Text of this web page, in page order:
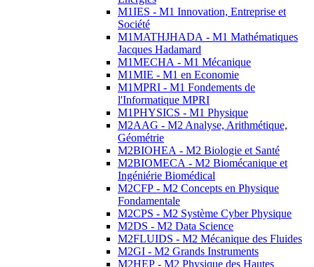
M1IES - M1 Innovation, Entreprise et
Société
M1MATHJHADA - M1 Mathématiques
Jacques Hadamard
M1MECHA - M1 Mécanique
M1MIE - M1 en Economie
M1MPRI - M1 Fondements de
l'Informatique MPRI
M1PHYSICS - M1 Physique
M2AAG - M2 Analyse, Arithmétique,
Géométrie
M2BIOHEA - M2 Biologie et Santé
M2BIOMECA - M2 Biomécanique et
Ingéniérie Biomédical
M2CFP - M2 Concepts en Physique
Fondamentale
M2CPS - M2 Système Cyber Physique
M2DS - M2 Data Science
M2FLUIDS - M2 Mécanique des Fluides
M2GI - M2 Grands Instruments
M2HEP - M2 Physique des Hautes